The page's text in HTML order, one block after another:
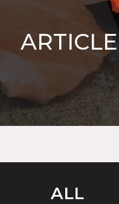
ARTICLE
ALL